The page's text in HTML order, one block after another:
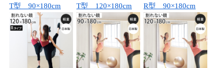
T型 90×180cm T型 120×180cm R型 90×180cm